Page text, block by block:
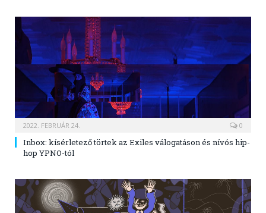
2022. FEBRUÁR 24. 0
Inbox: kísérletező törtek az Exiles válogatáson és nívós hip-
hop YPNO-tól